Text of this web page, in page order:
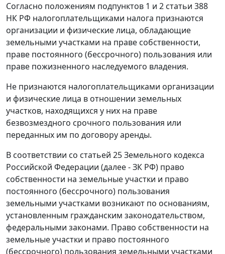
Согласно положениям подпунктов 1 и 2 статьи 388
НК РФ налогоплательщиками налога признаются
организации и физические лица, обладающие
земельными участками на праве собственности,
праве постоянного (бессрочного) пользования или
праве пожизненного наследуемого владения.
Не признаются налогоплательщиками организации
и физические лица в отношении земельных
участков, находящихся у них на праве
безвозмездного срочного пользования или
переданных им по договору аренды.
В соответствии со статьей 25Земельного кодекса
Российской Федерации (далее - ЗК РФ) право
собственности на земельные участки и право
постоянного (бессрочного) пользования
земельными участками возникают по основаниям,
установленным гражданским законодательством,
федеральными законами. Право собственности на
земельные участки и право постоянного
(бессрочного) пользования земельными участками